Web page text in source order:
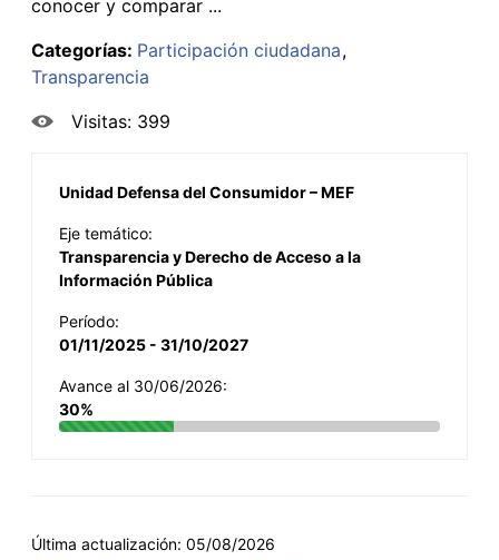
conocer y comparar ...
Categorías: Participación ciudadana
Transparencia
Visitas: 399
Unidad Defensa del Consumidor – MEF
Eje temático:
Transparencia y Derecho de Acceso a la
Información Pública
Período:
01/11/2025 - 31/10/2027
Avance al 30/06/2026:
30%
Última actualización: 05/08/2026